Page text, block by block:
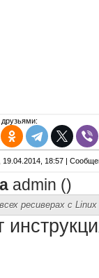
19.04.2014, 18:57 |
admin ()
ресиверах с